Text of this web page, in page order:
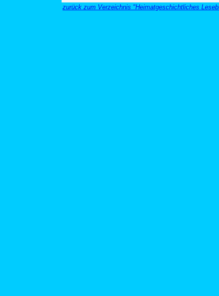
zurück zum Verzeichnis "Heimatgeschichtliches